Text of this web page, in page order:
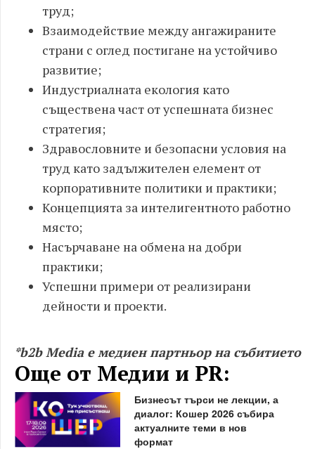
труд;
Взаимодействие между ангажираните
страни с оглед постигане на устойчиво
развитие;
Индустриалната екология като
съществена част от успешната бизнес
стратегия;
Здравословните и безопасни условия на
труд като задължителен елемент от
корпоративните политики и практики;
Концепцията за интелигентното работно
място;
Насърчаване на обмена на добри
практики;
Успешни примери от реализирани
дейности и проекти.
*b2b Media е медиен партньор на събитието
Още от Медии и PR:
Бизнесът търси не лекции, а
диалог: Кошер 2026 събира
актуалните теми в нов
формат